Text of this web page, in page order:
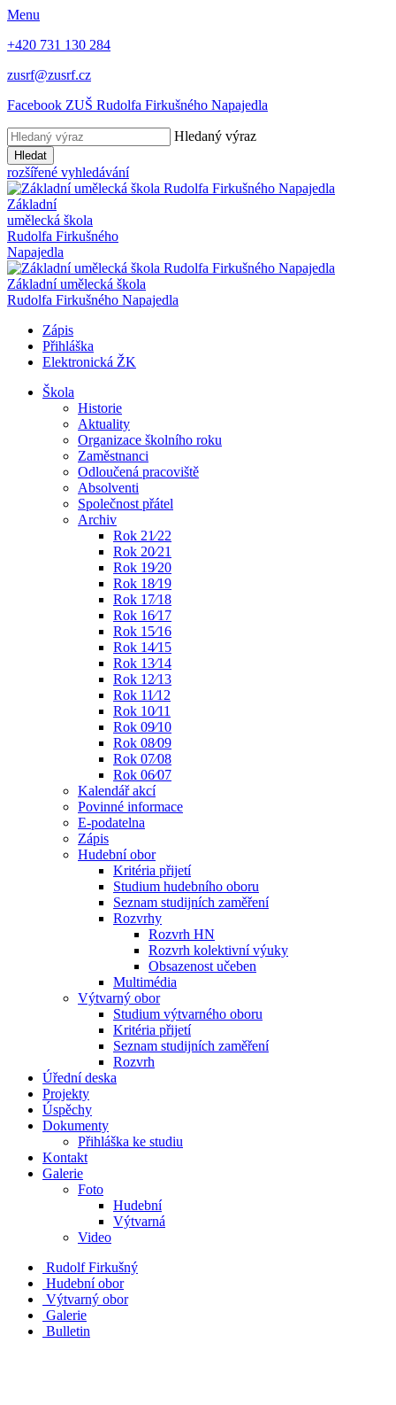
Menu
+420 731 130 284
zusrf@zusrf.cz
Facebook ZUŠ Rudolfa Firkušného Napajedla
Hledaný výraz
Hledat
rozšířené vyhledávání
Základní
umělecká škola
Rudolfa Firkušného
Napajedla
Základní umělecká škola
Rudolfa Firkušného Napajedla
Zápis
Přihláška
Elektronická ŽK
Škola
Historie
Aktuality
Organizace školního roku
Zaměstnanci
Odloučená pracoviště
Absolventi
Společnost přátel
Archiv
Rok 21⁄22
Rok 20⁄21
Rok 19⁄20
Rok 18⁄19
Rok 17⁄18
Rok 16⁄17
Rok 15⁄16
Rok 14⁄15
Rok 13⁄14
Rok 12⁄13
Rok 11⁄12
Rok 10⁄11
Rok 09⁄10
Rok 08⁄09
Rok 07⁄08
Rok 06⁄07
Kalendář akcí
Povinné informace
E-podatelna
Zápis
Hudební obor
Kritéria přijetí
Studium hudebního oboru
Seznam studijních zaměření
Rozvrhy
Rozvrh HN
Rozvrh kolektivní výuky
Obsazenost učeben
Multimédia
Výtvarný obor
Studium výtvarného oboru
Kritéria přijetí
Seznam studijních zaměření
Rozvrh
Úřední deska
Projekty
Úspěchy
Dokumenty
Přihláška ke studiu
Kontakt
Galerie
Foto
Hudební
Výtvarná
Video
Rudolf Firkušný
Hudební obor
Výtvarný obor
Galerie
Bulletin